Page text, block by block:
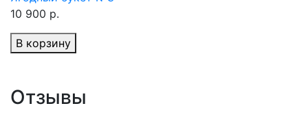
10 900 р.
В корзину
Отзывы